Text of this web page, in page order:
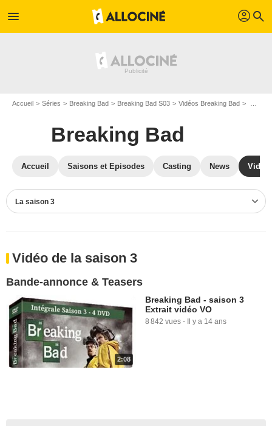
menu profil search
Accueil Séries Breaking Bad Breaking Bad S03 Vidéos Breaking Bad
Breaking Bad
Accueil Saisons et Episodes Casting News
La saison 3
Vidéo de la saison 3
Bande-annonce & Teasers
2:08
Breaking Bad - saison 3
Extrait vidéo VO
8 842 vues - Il y a 14 ans